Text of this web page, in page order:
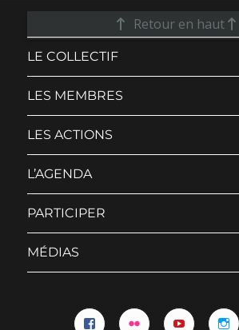
Retour en haut
LE COLLECTIF
LES MEMBRES
LES ACTIONS
L’AGENDA
PARTICIPER
MÉDIAS